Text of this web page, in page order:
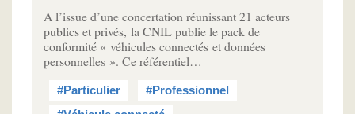
A l’issue d’une concertation réunissant 21 acteurs
publics et privés, la CNIL publie le pack de
conformité « véhicules connectés et données
personnelles ». Ce référentiel…
#Particulier
#Professionnel